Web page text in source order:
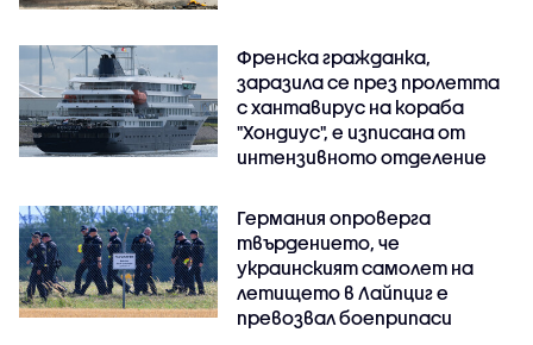
Френска гражданка,
заразила се през пролетта
с хантавирус на кораба
"Хондиус", е изписана от
интензивното отделение
Германия опроверга
твърдението, че
украинският самолет на
летището в Лайпциг е
превозвал боеприпаси